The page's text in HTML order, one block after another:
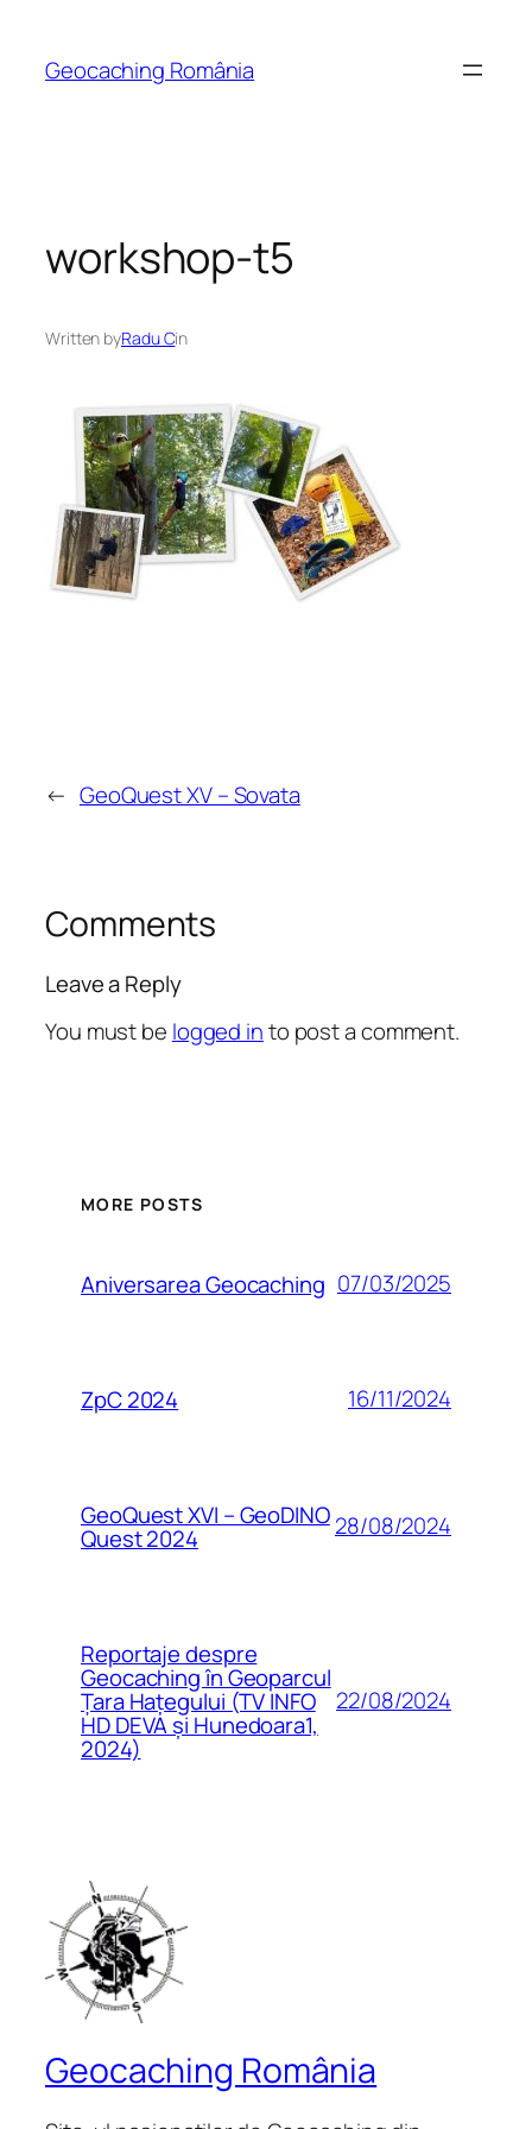
content
Geocaching România
workshop-t5
Written byRadu Cin
← GeoQuest XV – Sovata
Comments
Leave a Reply
You must be logged into post a comment.
MORE POSTS
Aniversarea Geocaching 07/03/2025
ZpC 2024 16/11/2024
GeoQuest XVI – GeoDINO
Quest 2024 28/08/2024
Reportaje despre
Geocaching în Geoparcul
Țara Hațegului (TV INFO
HD DEVA și Hunedoara1,
2024)
22/08/2024
Geocaching România